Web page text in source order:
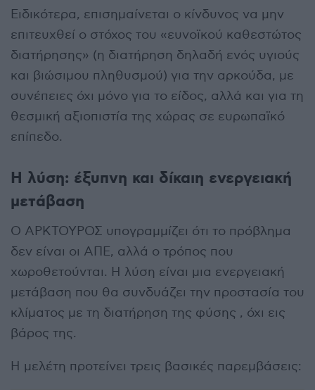
Ειδικότερα, επισημαίνεται ο κίνδυνος να μην
επιτευχθεί ο στόχος του «ευνοϊκού καθεστώτος
διατήρησης» (η διατήρηση δηλαδή ενός υγιούς
και βιώσιμου πληθυσμού) για την αρκούδα, με
συνέπειες όχι μόνο για το είδος, αλλά και για τη
θεσμική αξιοπιστία της χώρας σε ευρωπαϊκό
επίπεδο.
Η λύση: έξυπνη και δίκαιη ενεργειακή
μετάβαση
Ο ΑΡΚΤΟΥΡΟΣ υπογραμμίζει ότι το πρόβλημα
δεν είναι οι ΑΠΕ, αλλά ο τρόπος που
χωροθετούνται. Η λύση είναι μια ενεργειακή
μετάβαση που θα συνδυάζει την προστασία του
κλίματος με τη διατήρηση της φύσης , όχι εις
βάρος της.
Η μελέτη προτείνει τρεις βασικές παρεμβάσεις: